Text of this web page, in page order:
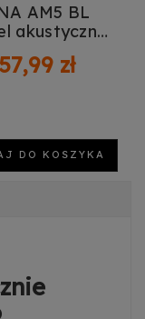
AM5 BL
akustyczny
6 szt.
niebieski
echa
pogłosu
57,99 zł
DO KOSZYKA